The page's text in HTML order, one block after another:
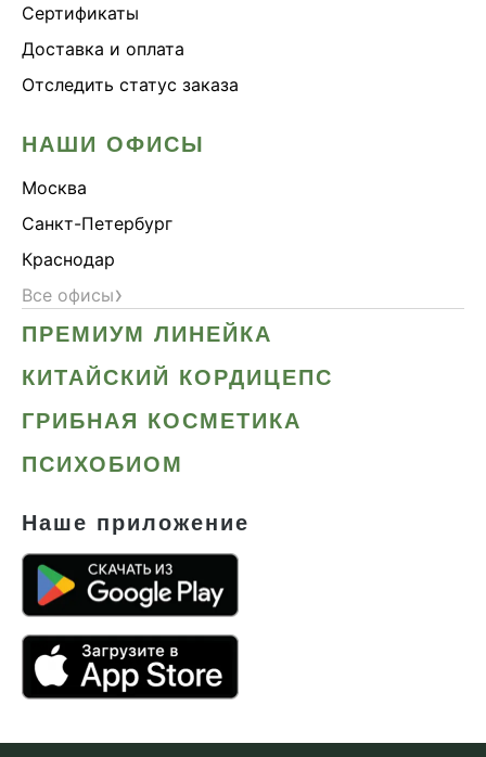
Сертификаты
Доставка и оплата
Отследить статус заказа
НАШИ ОФИСЫ
Москва
Санкт-Петербург
Краснодар
Все офисы›
ПРЕМИУМ ЛИНЕЙКА
КИТАЙСКИЙ КОРДИЦЕПС
ГРИБНАЯ КОСМЕТИКА
ПСИХОБИОМ
Наше приложение